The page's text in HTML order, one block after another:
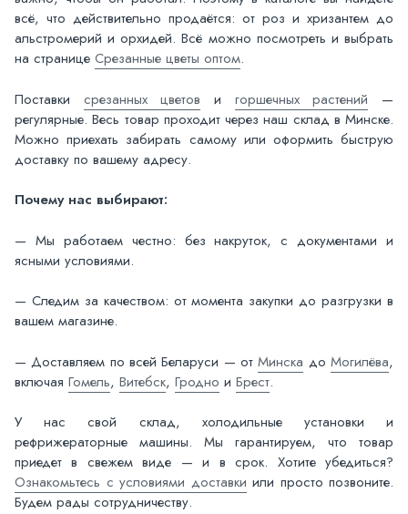
всё, что действительно продаётся: от роз и хризантем до
альстромерий и орхидей. Всё можно посмотреть и выбрать
на странице Срезанные цветы оптом.
Поставки срезанных цветов и горшечных растений —
регулярные. Весь товар проходит через наш склад в Минске.
Можно приехать забирать самому или оформить быструю
доставку по вашему адресу.
Почему нас выбирают:
— Мы работаем честно: без накруток, с документами и
ясными условиями.
— Следим за качеством: от момента закупки до разгрузки в
вашем магазине.
— Доставляем по всей Беларуси — отМинска доМогилёва,
включая Гомель, Витебск, Гродно и Брест.
У нас свой склад, холодильные установки и
рефрижераторные машины. Мы гарантируем, что товар
приедет в свежем виде — и в срок. Хотите убедиться?
Ознакомьтесь с условиями доставки или просто позвоните.
Будем рады сотрудничеству.